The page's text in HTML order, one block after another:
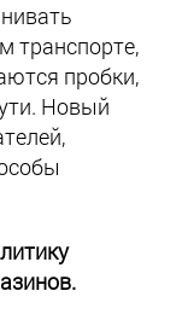
транспорте,
пробки,
Новый